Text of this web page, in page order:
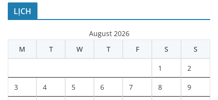
LỊCH
August 2026
M
T W T F S S
1 2
3 4 5 6 7 8 9